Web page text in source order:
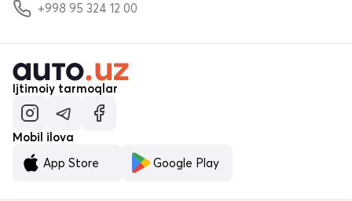
+998 95 324 12 00
Ijtimoiy tarmoqlar
Mobil ilova
App Store
Google Play